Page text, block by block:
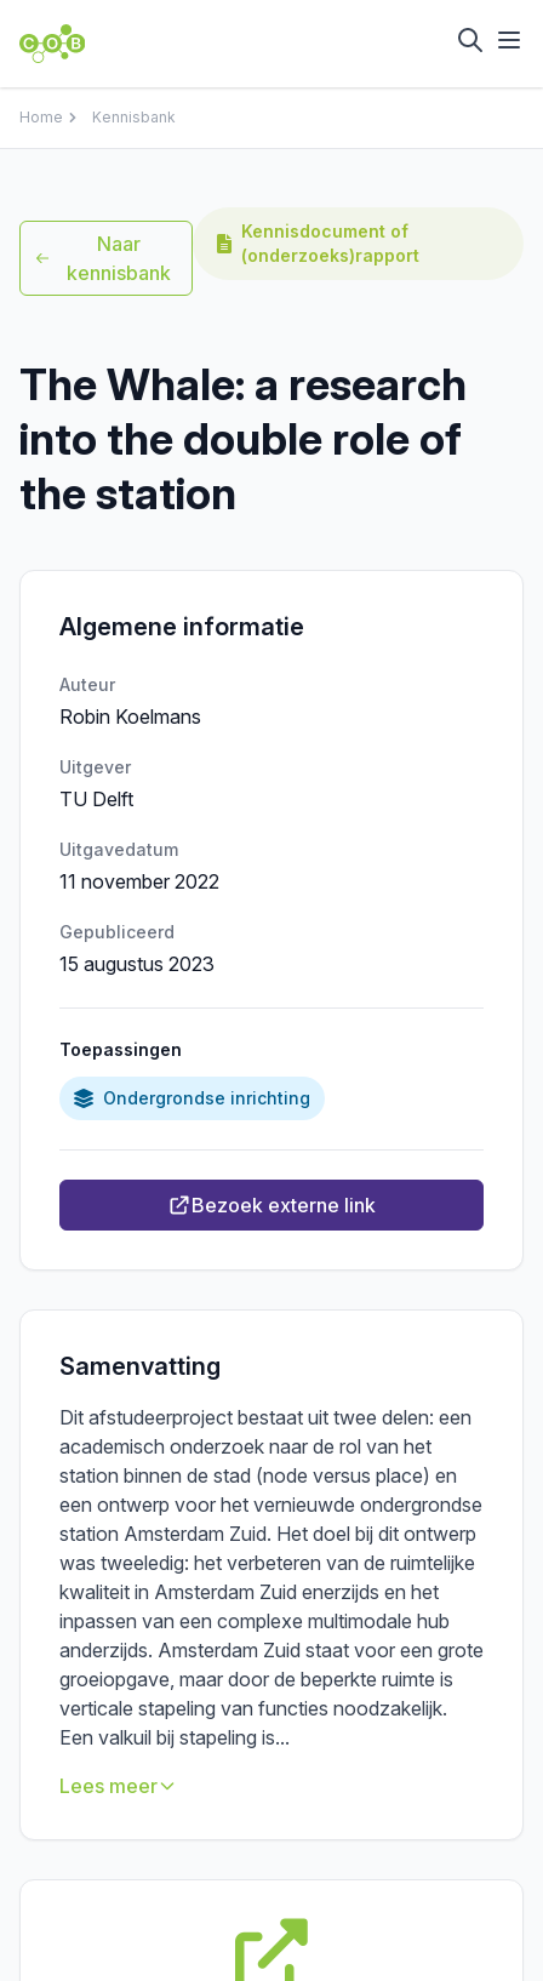
Home Kennisbank
Naar
kennisbank
Kennisdocument of
(onderzoeks)rapport
The Whale: a research
into the double role of
the station
Algemene informatie
Auteur
Robin Koelmans
Uitgever
TU Delft
Uitgavedatum
11 november 2022
Gepubliceerd
15 augustus 2023
Toepassingen
Ondergrondse inrichting
Bezoek externe link
Samenvatting
Dit afstudeerproject bestaat uit twee delen: een
academisch onderzoek naar de rol van het
station binnen de stad (node versus place) en
een ontwerp voor het vernieuwde ondergrondse
station Amsterdam Zuid. Het doel bij dit ontwerp
was tweeledig: het verbeteren van de ruimtelijke
kwaliteit in Amsterdam Zuid enerzijds en het
inpassen van een complexe multimodale hub
anderzijds. Amsterdam Zuid staat voor een grote
groeiopgave, maar door de beperkte ruimte is
verticale stapeling van functies noodzakelijk.
Een valkuil bij stapeling is...
Lees meer